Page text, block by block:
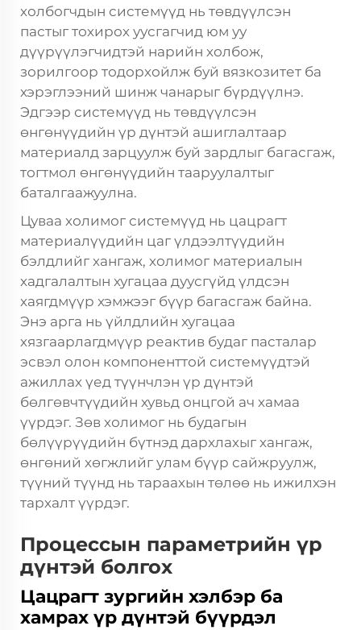
холбогчдын системүүд нь төвдүүлсэн
пастыг тохирох уусгагчид юм уу
дүүрүүлэгчидтэй нарийн холбож,
зорилгоор тодорхойлж буй вязкозитет ба
хэрэглээний шинж чанарыг бүрдүүлнэ.
Эдгээр системүүд нь төвдүүлсэн
өнгөнүүдийн үр дүнтэй ашиглалтаар
материалд зарцуулж буй зардлыг багасгаж,
тогтмол өнгөнүүдийн тааруулалтыг
баталгаажуулна.
Цуваа холимог системүүд нь цацрагт
материалүүдийн цаг үлдээлтүүдийн
бэлдлийг хангаж, холимог материалын
хадгалалтын хугацаа дуусгүйд үлдсэн
хаягдмүүр хэмжээг бүүр багасгаж байна.
Энэ арга нь үйлдлийн хугацаа
хязгаарлагдмүүр реактив будаг пасталар
эсвэл олон компоненттой системүүдтэй
ажиллах үед түүнчлэн үр дүнтэй
бөлгөвчтүүдийн хувьд онцгой ач хамаа
үүрдэг. Зөв холимог нь будагын
бөлүүрүүдийн бүтнэд дархлахыг хангаж,
өнгөний хөгжлийг улам бүүр сайжруулж,
түүний түүнд нь тараахын төлөө нь ижилхэн
тархалт үүрдэг.
Процессын параметрийн үр
дүнтэй болгох
Цацрагт зургийн хэлбэр ба
хамрах үр дүнтэй бүүрдэл